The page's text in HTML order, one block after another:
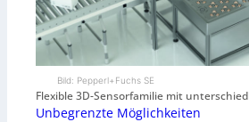
Bild: Pepperl+Fuchs SE
Flexible 3D-Sensorfamilie mit
Unbegrenzte Möglichkeiten